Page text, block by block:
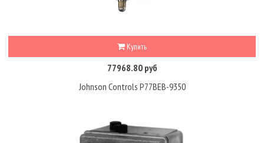
Купить
77968.80 руб
Johnson Controls P77BEB-9350